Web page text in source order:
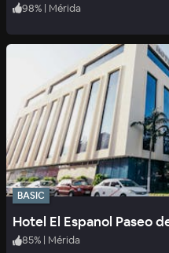
98% | Mérida
BASIC
Hotel El Espanol Paseo
85% Mérida